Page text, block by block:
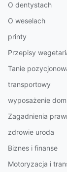
O dentystach
O weselach
printy
Przepisy
Tanie
transportowy
wyposażenie
Zagadnienia
zdrowie uroda
Biznes i finanse
Motoryzacja i